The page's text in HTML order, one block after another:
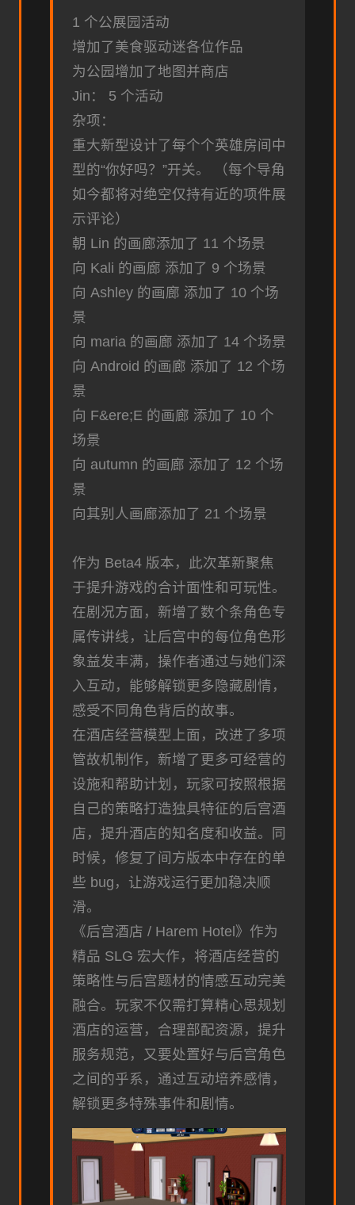
1 个公展园活动
增加了美食驱动迷各位作品
为公园增加了地图并商店
Jin： 5 个活动
杂项：
重大新型设计了每个个英雄房间中
型的“你好吗？”开关。 （每个导角
如今都将对绝空仅持有近的项件展
示评论）
朝 Lin 的画廊添加了 11 个场景
向 Kali 的画廊 添加了 9 个场景
向 Ashley 的画廊 添加了 10 个场
景
向 maria 的画廊 添加了 14 个场景
向 Android 的画廊 添加了 12 个场
景
向 F&ere;E 的画廊 添加了 10 个
场景
向 autumn 的画廊 添加了 12 个场
景
向其别人画廊添加了 21 个场景
作为 Beta4 版本，此次革新聚焦
于提升游戏的合计面性和可玩性。
在剧况方面，新增了数个条角色专
属传讲线，让后宫中的每位角色形
象益发丰满，操作者通过与她们深
入互动，能够解锁更多隐藏剧情，
感受不同角色背后的故事。
在酒店经营模型上面，改进了多项
管故机制作，新增了更多可经营的
设施和帮助计划，玩家可按照根据
自己的策略打造独具特征的后宫酒
店，提升酒店的知名度和收益。同
时候，修复了间方版本中存在的单
些 bug，让游戏运行更加稳决顺
滑。
《后宫酒店 / Harem Hotel》作为
精品 SLG 宏大作，将酒店经营的
策略性与后宫题材的情感互动完美
融合。玩家不仅需打算精心思规划
酒店的运营，合理部配资源，提升
服务规范，又要处置好与后宫角色
之间的乎系，通过互动培养感情，
解锁更多特殊事件和剧情。